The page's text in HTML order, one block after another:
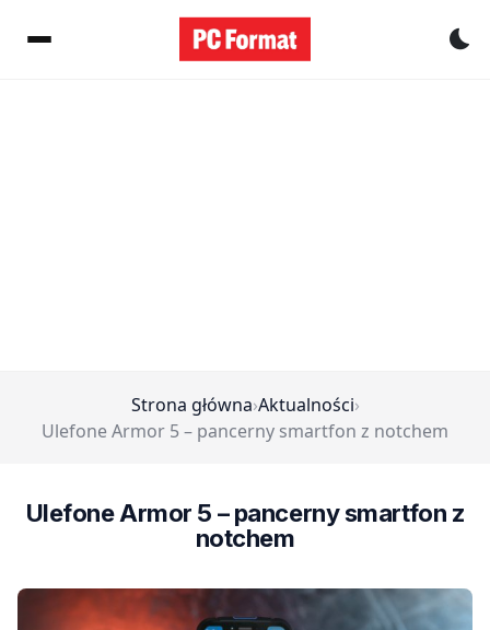
Strona główna›Aktualności›
Ulefone Armor 5 – pancerny smartfon z notchem
Ulefone Armor 5 – pancerny smartfon z
notchem